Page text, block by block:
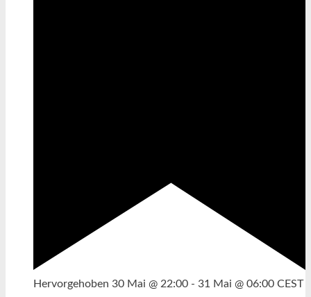
Hervorgehoben 30 Mai @ 22:00 - 31 Mai @ 06:00 CEST